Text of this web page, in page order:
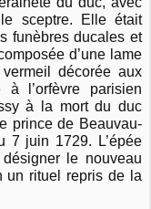
sceptre. Elle était
funèbres ducales et
d’une lame
décorée aux
l’orfèvre parisien
à la mort du duc
prince de Beauvau-
7 juin 1729. L’épée
le nouveau
un rituel repris de la